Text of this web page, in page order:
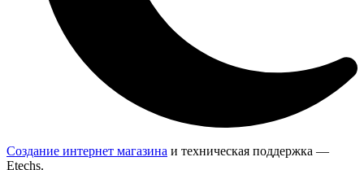
Создание интернет магазина и техническая поддержка —
Etechs.